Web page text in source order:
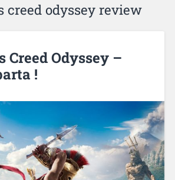
creed odyssey review
Creed Odyssey –
!